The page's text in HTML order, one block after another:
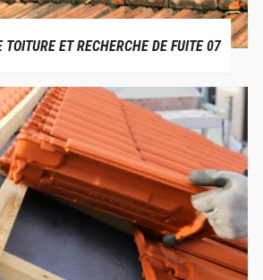
TOITURE ET RECHERCHE DE FUITE 07